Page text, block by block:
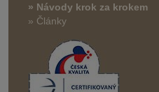
» Návody krok za krokem
» Články